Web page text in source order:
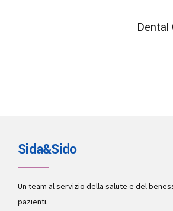
Dental
Sida&Sido
Un team al servizio della salute e del
pazienti.